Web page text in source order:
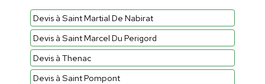
Devis à Saint Martial De Nabirat
Devis à Saint Marcel Du Perigord
Devis à Thenac
Devis à Saint Pompont